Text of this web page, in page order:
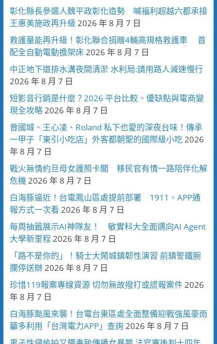
彰化縣長參選人魏平政彰化造勢 喊福利超越六都承接
王惠美施政再升級 2026 年 8 月 7 日
救護量能再升級！彰化聯合捐贈4輛高規格救護車 首
配全自動電動擔架床 2026 年 8 月 7 日
中正地下道排水溝夜間清淤 水利局:請用路人減速慢行
2026 年 8 月 7 日
短影音行銷是什麼？2026 平台比較、優缺點與電商變
現全攻略 2026 年 8 月 7 日
曾國城、王心凌、Roland 私下也愛的深夜台味！傳承
一甲子「東引小吃店」外客都朝聖的國際級小吃 2026
年 8 月 7 日
戰火無情約旦母女護照卡關 移民官有情一路陪伴化解
危機 2026 年 8 月 7 日
白海豚逼近！台電鳳山區處提前部署 1911、APP通
報方式一次看 2026 年 8 月 7 日
每周抽籤展示AI神隊友！ 敏實科大全面邁向AI Agent
大學新里程 2026 年 8 月 7 日
「路不是你的」！騎士大鬧城鎮韌性演習 前鎮警鐵腕
攔停送辦 2026 年 8 月 7 日
珍惜119報案專線資源 切勿無故撥打或謊報案件 2026
年 8 月 7 日
白海豚颱風來襲！台電台東區處全面整備迎戰強風豪雨
籲多利用「台灣電力APP」查詢 2026 年 8 月 7 日